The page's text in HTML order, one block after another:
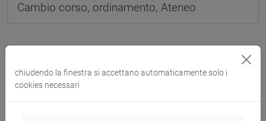
Cambio corso, ordinamento, Ateneo
chiudendo la finestra si accettano automaticamente solo i
cookies necessari